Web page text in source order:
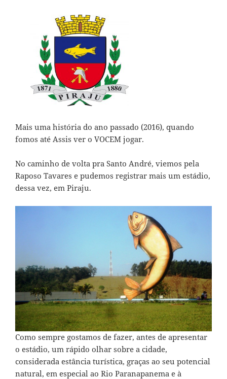
Mais uma história do ano passado (2016), quando
fomos até Assis ver o VOCEM jogar.
No caminho de volta pra Santo André, viemos pela
Raposo Tavares e pudemos registrar mais um estádio,
dessa vez, em Piraju.
Como sempre gostamos de fazer, antes de apresentar
o estádio, um rápido olhar sobre a cidade,
considerada estância turística, graças ao seu potencial
natural, em especial ao Rio Paranapanema e à